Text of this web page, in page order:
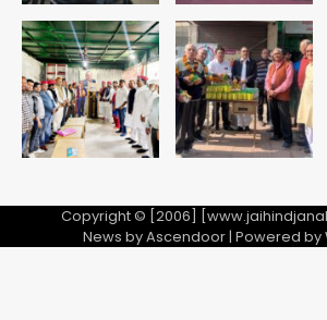
Copyright © [2006]
News byAscendoor| Powered by